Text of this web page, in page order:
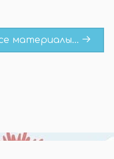
материалы...